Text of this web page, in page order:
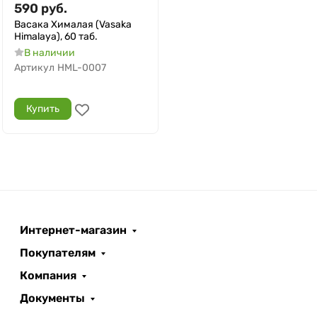
590 руб.
Васака Хималая (Vasaka
Himalaya), 60 таб.
В наличии
Артикул HML-0007
Купить
Интернет-магазин
Покупателям
Компания
Документы